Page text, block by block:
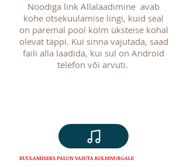
Noodiga link Allalaadimine avab
kohe otsekuulamise lingi, kuid seal
on paremal pool kolm üksteise kohal
olevat täppi. Kui sinna vajutada, saad
faili alla laadida, kui sul on Android
telefon või arvuti.
KUULAMISEKS PALUN VAJUTA KOLMNURGALE